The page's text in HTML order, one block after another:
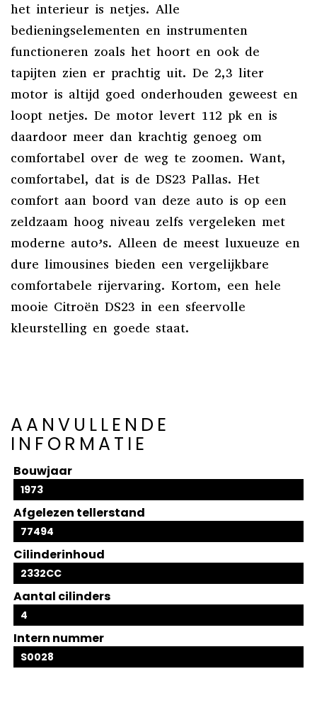
het interieur is netjes. Alle
bedieningselementen en instrumenten
functioneren zoals het hoort en ook de
tapijten zien er prachtig uit. De 2,3 liter
motor is altijd goed onderhouden geweest en
loopt netjes. De motor levert 112 pk en is
daardoor meer dan krachtig genoeg om
comfortabel over de weg te zoomen. Want,
comfortabel, dat is de DS23 Pallas. Het
comfort aan boord van deze auto is op een
zeldzaam hoog niveau zelfs vergeleken met
moderne auto’s. Alleen de meest luxueuze en
dure limousines bieden een vergelijkbare
comfortabele rijervaring. Kortom, een hele
mooie Citroën DS23 in een sfeervolle
kleurstelling en goede staat.
AANVULLENDE
INFORMATIE
Bouwjaar
1973
Afgelezen tellerstand
77494
Cilinderinhoud
2332CC
Aantal cilinders
4
Intern nummer
S0028